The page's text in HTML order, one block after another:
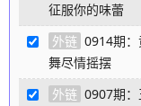
征服你的味蕾
外链 0914期
舞尽情摇摆
外链 0907期：